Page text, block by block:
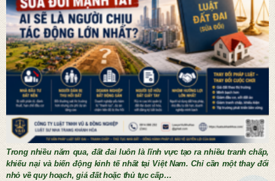
Tư vấn thừa kế và lập di chúc
Trong nhiều năm qua, đất đai luôn là lĩnh vực tạo ra nhiều tranh chấp,
khiếu nại và biến động kinh tế nhất tại Việt Nam. Chỉ cần một thay đổi
nhỏ về quy hoạch, giá đất hoặc thủ tục cấp…